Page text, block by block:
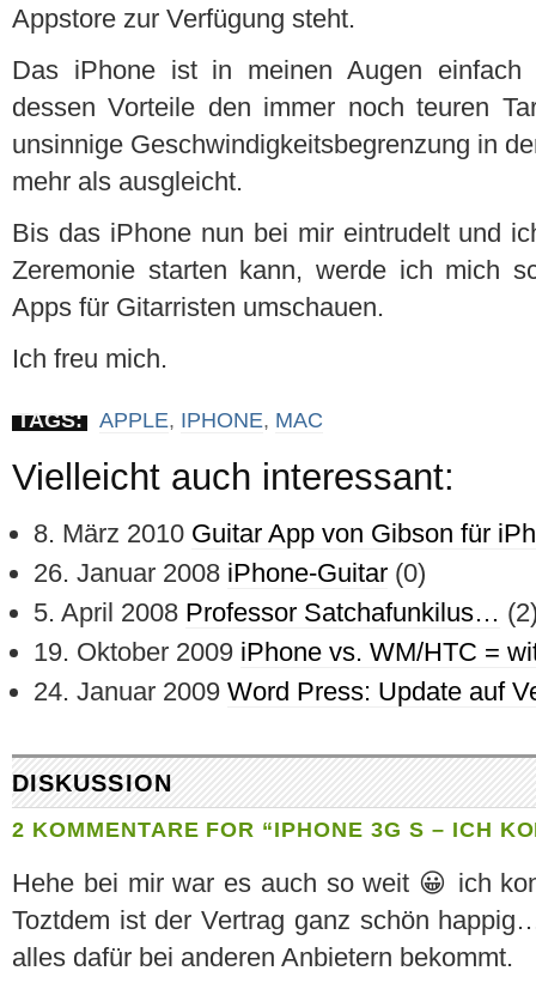
Appstore zur Verfügung steht.
Das iPhone ist in meinen Augen einfach
dessen Vorteile den immer noch teuren
unsinnige Geschwindigkeitsbegrenzung in
mehr als ausgleicht.
Bis das iPhone nun bei mir eintrudelt und
Zeremonie starten kann, werde ich mich
Apps für Gitarristen umschauen.
Ich freu mich.
TAGS: APPLE, IPHONE, MAC
Vielleicht auch interessant:
8. März 2010 Guitar App von Gibson für
26. Januar 2008 iPhone-Guitar (0)
5. April 2008 Professor Satchafunkilus…
19. Oktober 2009 iPhone vs. WM/HTC =
24. Januar 2009 Word Press: Update auf
DISKUSSION
2 KOMMENTARE FOR “IPHONE 3G S – ICH
Hehe bei mir war es auch so weit 😀 ich
Toztdem ist der Vertrag ganz schön
alles dafür bei anderen Anbietern bekommt.